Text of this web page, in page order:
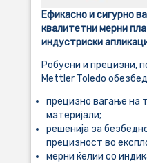
Ефикасно и сигурно
квалитетни мерни
индустриски
Робусни и прецизни,
Mettler Toledo
прецизно вагање на
материјали;
решенија за
прецизност во
мерни ќелии со